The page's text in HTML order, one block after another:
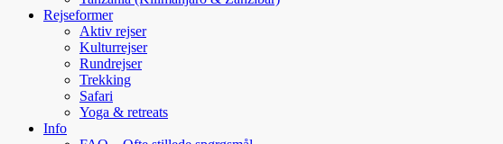
Rejseformer
Aktiv rejser
Kulturrejser
Rundrejser
Trekking
Safari
Yoga & retreats
Info